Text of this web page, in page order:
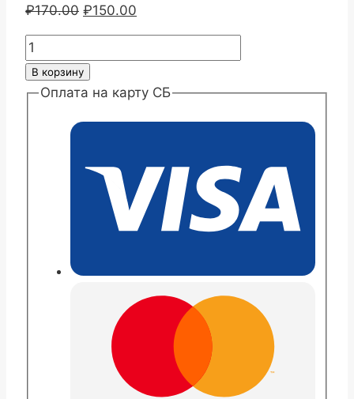
₽170.00 Первоначальная
цена
₽170.00.
₽150.00
цена:
Количество
товара
Хризантема
Красные
В корзину
Оплата на карту СБ